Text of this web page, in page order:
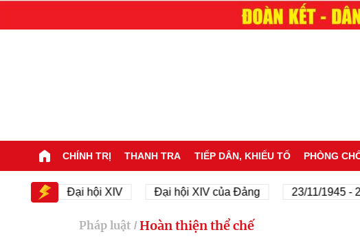
CHÍNH TRỊ THANH TRA TIẾP DÂN, KHIẾU TỐ PHÒNG
Đại hội XIV Đại hội XIV của Đảng 23/11/1945 - 23/
Pháp luật / Hoàn thiện thể chế